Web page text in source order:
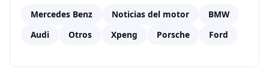
Mercedes Benz Noticias del motor
BMW
Audi
Otros Xpeng Porsche Ford